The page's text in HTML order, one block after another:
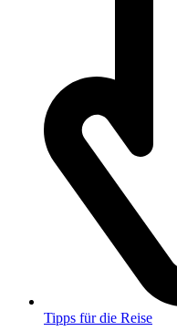
Tipps für die Reise